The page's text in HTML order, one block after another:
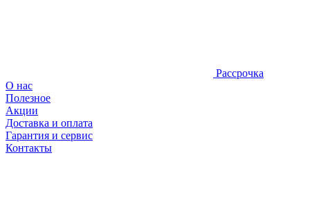
Рассрочка
О нас
Полезное
Акции
Доставка и оплата
Гарантия и сервис
Контакты